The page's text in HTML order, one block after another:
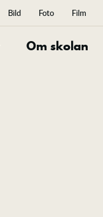
Bild Foto Film
Om skolan